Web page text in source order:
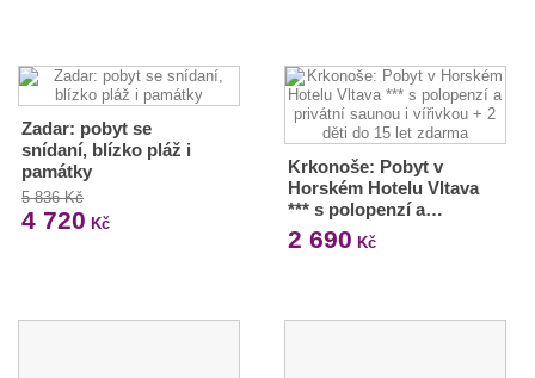
Zadar: pobyt se
snídaní, blízko pláž i
památky
5 836 Kč
4 720 Kč
Krkonoše: Pobyt v
Horském Hotelu Vltava
*** s polopenzí a…
2 690 Kč